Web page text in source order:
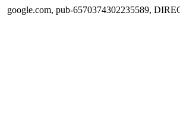
google.com, pub-6570374302235589,